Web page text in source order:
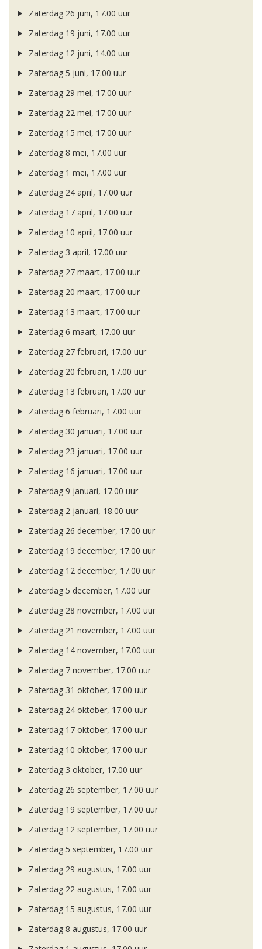
Zaterdag 26 juni, 17.00 uur
Zaterdag 19 juni, 17.00 uur
Zaterdag 12 juni, 14.00 uur
Zaterdag 5 juni, 17.00 uur
Zaterdag 29 mei, 17.00 uur
Zaterdag 22 mei, 17.00 uur
Zaterdag 15 mei, 17.00 uur
Zaterdag 8 mei, 17.00 uur
Zaterdag 1 mei, 17.00 uur
Zaterdag 24 april, 17.00 uur
Zaterdag 17 april, 17.00 uur
Zaterdag 10 april, 17.00 uur
Zaterdag 3 april, 17.00 uur
Zaterdag 27 maart, 17.00 uur
Zaterdag 20 maart, 17.00 uur
Zaterdag 13 maart, 17.00 uur
Zaterdag 6 maart, 17.00 uur
Zaterdag 27 februari, 17.00 uur
Zaterdag 20 februari, 17.00 uur
Zaterdag 13 februari, 17.00 uur
Zaterdag 6 februari, 17.00 uur
Zaterdag 30 januari, 17.00 uur
Zaterdag 23 januari, 17.00 uur
Zaterdag 16 januari, 17.00 uur
Zaterdag 9 januari, 17.00 uur
Zaterdag 2 januari, 18.00 uur
Zaterdag 26 december, 17.00 uur
Zaterdag 19 december, 17.00 uur
Zaterdag 12 december, 17.00 uur
Zaterdag 5 december, 17.00 uur
Zaterdag 28 november, 17.00 uur
Zaterdag 21 november, 17.00 uur
Zaterdag 14 november, 17.00 uur
Zaterdag 7 november, 17.00 uur
Zaterdag 31 oktober, 17.00 uur
Zaterdag 24 oktober, 17.00 uur
Zaterdag 17 oktober, 17.00 uur
Zaterdag 10 oktober, 17.00 uur
Zaterdag 3 oktober, 17.00 uur
Zaterdag 26 september, 17.00 uur
Zaterdag 19 september, 17.00 uur
Zaterdag 12 september, 17.00 uur
Zaterdag 5 september, 17.00 uur
Zaterdag 29 augustus, 17.00 uur
Zaterdag 22 augustus, 17.00 uur
Zaterdag 15 augustus, 17.00 uur
Zaterdag 8 augustus, 17.00 uur